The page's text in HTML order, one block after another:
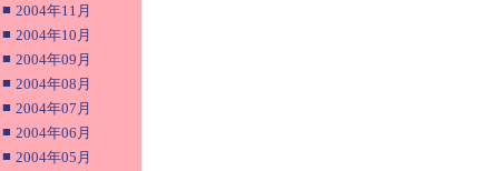
■ 2004年11月
■ 2004年10月
■ 2004年09月
■ 2004年08月
■ 2004年07月
■ 2004年06月
■ 2004年05月